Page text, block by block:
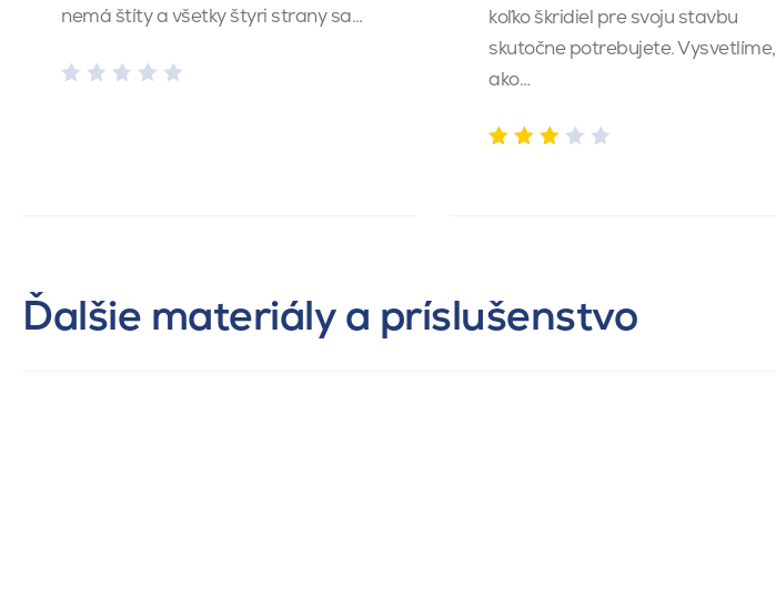
nemá štíty a všetky štyri strany sa…
koľko škridiel pre svoju stavbu
skutočne potrebujete. Vysvetlíme,
ako…
Ďalšie materiály a príslušenstvo